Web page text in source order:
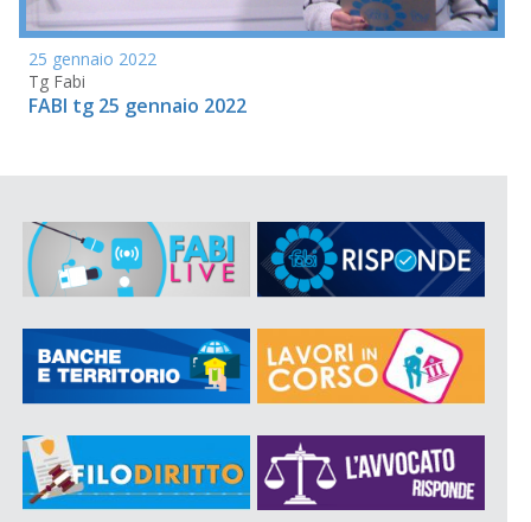
25 gennaio 2022
Tg Fabi
FABI tg 25 gennaio 2022